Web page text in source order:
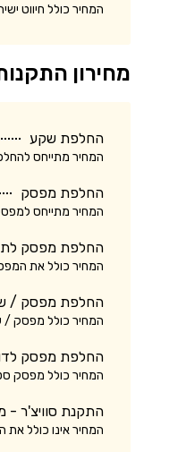
המחיר כולל חיווט
מחירון
החלפת שקע
המחיר מתייחס
החלפת מפסק
המחיר מתייחס
החלפת מפסק
המחיר כולל את
החלפת מפסק /
המחיר כולל מפסק /
החלפת מפסק
המחיר כולל מפסק
התקנת סוויצ'ר -
המחיר אינו כולל את